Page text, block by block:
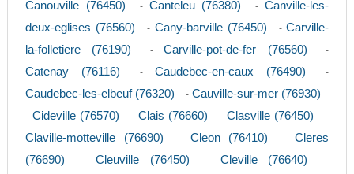
Canouville (76450) - Canteleu (76380) -Canville-les-
deux-eglises (76560)
- Cany-barville (76450) -Carville-
la-folletiere (76190)
-Carville-pot-de-fer (76560) -
Catenay (76116) - Caudebec-en-caux (76490) -
Caudebec-les-elbeuf (76320) - Cauville-sur-mer (76930)
- Cideville (76570) - Clais (76660) - Clasville (76450) -
Claville-motteville (76690) - Cleon (76410) -Cleres
(76690)
-Cleuville (76450) - Cleville (76640) -